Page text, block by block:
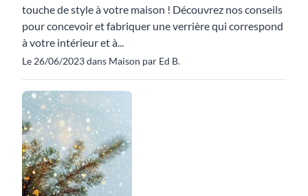
touche de style à votre maison ! Découvrez nos conseils
pour concevoir et fabriquer une verrière qui correspond
à votre intérieur et à...
Le 26/06/2023 dans Maison par Ed B.